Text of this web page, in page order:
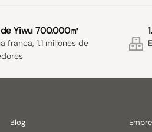
Yiwu 700.000㎡
franca, 1.1 millones de
Blog